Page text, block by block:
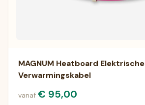
MAGNUM Heatboard Elektrische
Verwarmingskabel
vanaf € 95,00